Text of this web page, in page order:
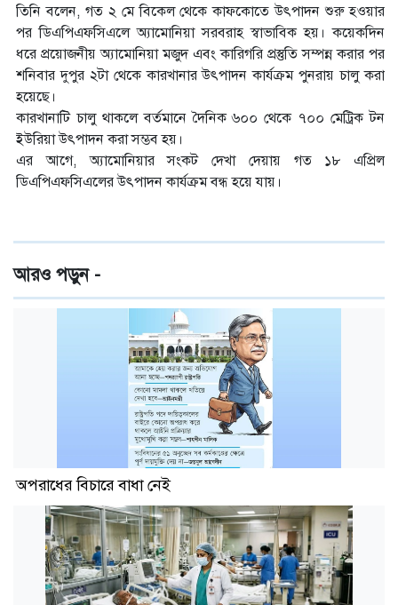
তিনি বলেন, গত ২ মে বিকেল থেকে কাফকোতে উৎপাদন শুরু হওয়ার
পর ডিএপিএফসিএলে অ্যামোনিয়া সরবরাহ স্বাভাবিক হয়। কয়েকদিন
ধরে প্রয়োজনীয় অ্যামোনিয়া মজুদ এবং কারিগরি প্রস্তুতি সম্পন্ন করার পর
শনিবার দুপুর ২টা থেকে কারখানার উৎপাদন কার্যক্রম পুনরায় চালু করা
হয়েছে।
কারখানাটি চালু থাকলে বর্তমানে দৈনিক ৬০০ থেকে ৭০০ মেট্রিক টন
ইউরিয়া উৎপাদন করা সম্ভব হয়।
এর আগে, অ্যামোনিয়ার সংকট দেখা দেয়ায় গত ১৮ এপ্রিল
ডিএপিএফসিএলের উৎপাদন কার্যক্রম বন্ধ হয়ে যায়।
আরও পড়ুন -
অপরাধের বিচারে বাধা নেই